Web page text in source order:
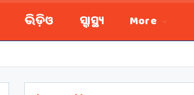
ଭିଡ଼ିଓ ସ୍ବାସ୍ଥ୍ୟ More